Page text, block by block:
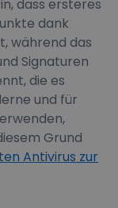
dass ersteres
dank
während das
Signaturen
die es
und für
Grund
Antivirus zur